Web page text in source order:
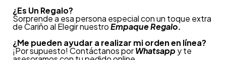
¿Es Un Regalo?
Sorprende a esa persona especial con un toque extra
de Cariño al Elegir nuestroEmpaque Regalo.
¿Me pueden ayudar a realizar mi orden en línea?
¡Por supuesto! Contáctanos porWhatsapp y te